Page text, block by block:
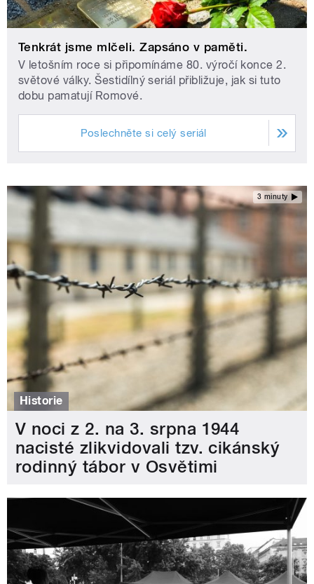
Tenkrát jsme mlčeli. Zapsáno v paměti.
V letošním roce si připomínáme 80. výročí konce 2.
světové války. Šestidílný seriál přibližuje, jak si tuto
dobu pamatují Romové.
Poslechněte si celý seriál
3 minuty
Historie
V noci z 2. na 3. srpna 1944
nacisté zlikvidovali tzv. cikánský
rodinný tábor v Osvětimi